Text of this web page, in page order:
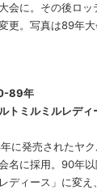
会に。その後ロ
更。写真は89年
89年
トミルミルレディ
に発売されたヤ
名に採用。90年
ディース」に変え